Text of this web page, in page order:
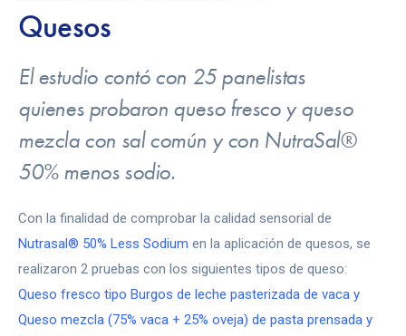
Quesos
El estudio contó con 25 panelistas
quienes probaron queso fresco y queso
mezcla con sal común y con NutraSal®
50% menos sodio.
Con la finalidad de comprobar la calidad sensorial de
Nutrasal® 50% Less Sodium en la aplicación de quesos, se
realizaron 2 pruebas con los siguientes tipos de queso:
Queso fresco tipo Burgos de leche pasterizada de vaca y
Queso mezcla (75% vaca + 25% oveja) de pasta prensada y